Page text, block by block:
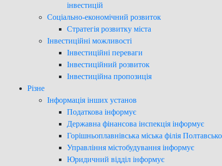
інвестицій
Соціально-економічний розвиток
Стратегія розвитку міста
Інвестиційні можливості
Інвестиційні переваги
Інвестиційний розвиток
Інвестиційна пропозиція
Різне
Інформація інших установ
Податкова інформує
Державна фінансова інспекція інформує
Горішньоплавнівська міська філія
Управління містобудування інформує
Юридичний відділ інформує